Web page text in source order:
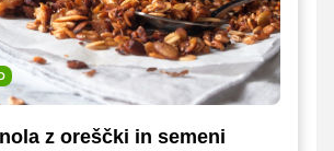
z oreščki in semeni